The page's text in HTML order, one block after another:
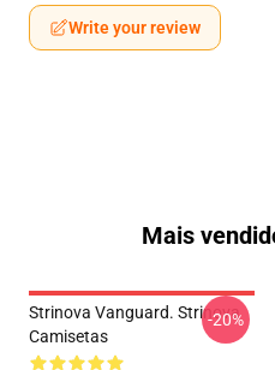
Write your review
Mais
Strinova Vanguard. Strinova
Camisetas
-20%